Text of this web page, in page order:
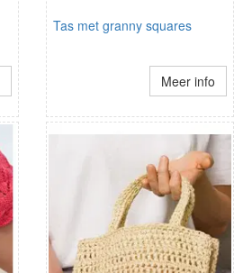
Tas met granny squares
Meer info